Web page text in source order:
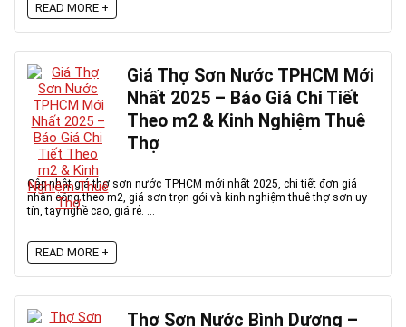
READ MORE +
Giá Thợ Sơn Nước TPHCM Mới
Nhất 2025 – Báo Giá Chi Tiết
Theo m2 & Kinh Nghiệm Thuê
Thợ
Cập nhật giá thợ sơn nước TPHCM mới nhất 2025, chi tiết đơn giá
nhân công theo m2, giá sơn trọn gói và kinh nghiệm thuê thợ sơn uy
tín, tay nghề cao, giá rẻ. ...
READ MORE +
Thợ Sơn Nước Bình Dương –